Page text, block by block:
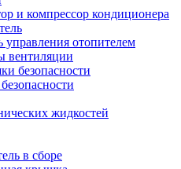
и компрессор кондиционера
управления отопителем
вентиляции
безопасности
жидкостей
в сборе